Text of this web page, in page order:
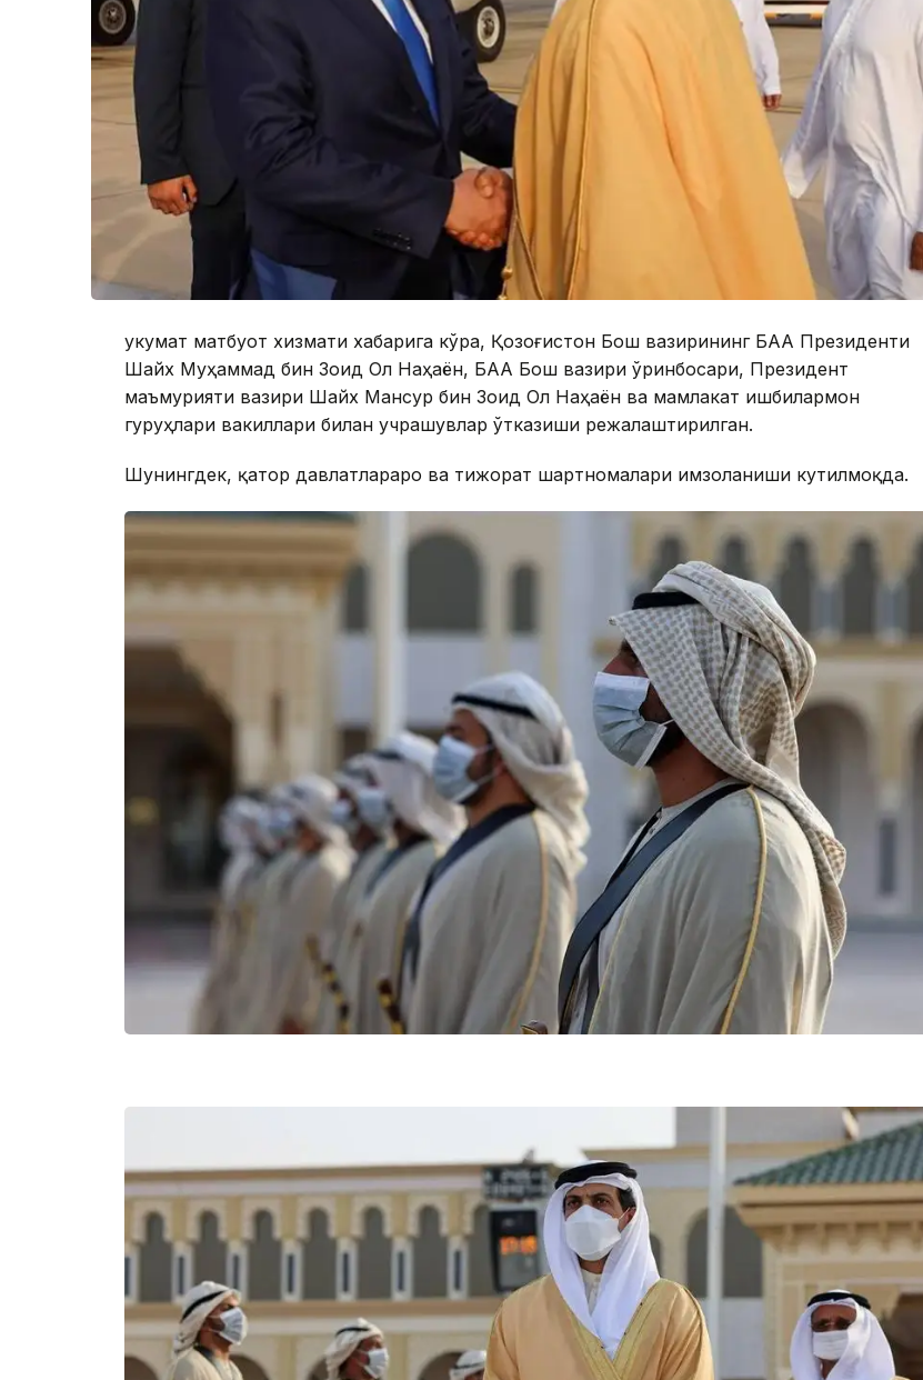
Ҳукумат матбуот хизмати хабарига кўра, Қозоғистон Бош вазирининг БАА Президенти
Шайх Муҳаммад бин Зоид Ол Наҳаён, БАА Бош вазири ўринбосари, Президент
маъмурияти вазири Шайх Мансур бин Зоид Ол Наҳаён ва мамлакат ишбилармон
гуруҳлари вакиллари билан учрашувлар ўтказиши режалаштирилган.
Шунингдек, қатор давлатлараро ва тижорат шартномалари имзоланиши кутилмоқда.